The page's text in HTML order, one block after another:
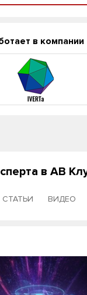
в компании
в АВ
СТАТЬИ ВИДЕО